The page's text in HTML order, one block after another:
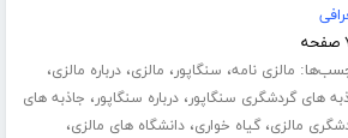
مالزی نامه، سنگاپور، مالزی،درباره مالزی،
های گردشگری سنگاپور،درباره سنگاپور، جاذبه های
مالزی،گیاه خواری،دانشگاه های مالزی،